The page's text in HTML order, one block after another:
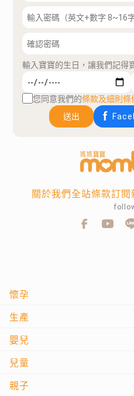
輸入寶寶的生日，讓我們記得
您同意我們的條款及細則條
送出
懷孕
生產
嬰兒
兒童
親子
關於我們全站條款訂閱